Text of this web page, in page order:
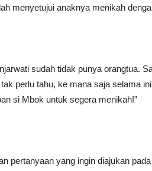
menyetujui anaknya menikah
sudah tidak punya orangtua.
perlu tahu, ke mana saja selama
si Mbok untuk segera menikah!”
pertanyaan yang ingin diajukan